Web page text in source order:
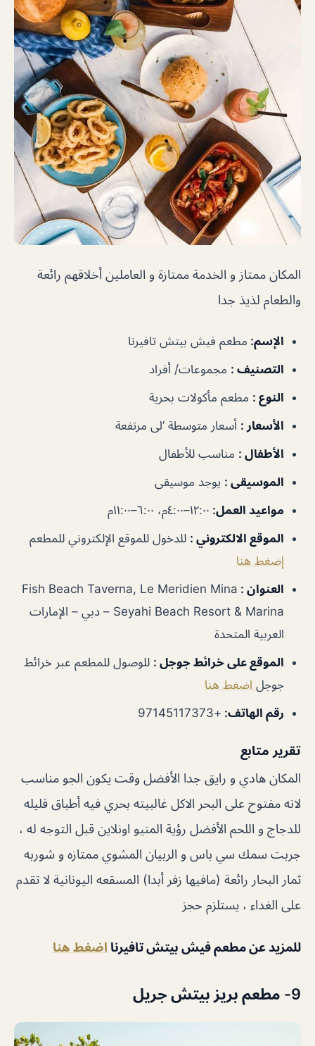
المكان ممتاز و الخدمة ممتازة و العاملين أخلاقهم رائعة
والطعام لذيذ جدا
الإسم: مطعم فيش بيتش تافيرنا
التصنيف : مجموعات/ أفراد
النوع : مطعم مأكولات بحرية
الأسعار : أسعار متوسطة ‘لى مرتفعة
الأطفال : مناسب للأطفال
الموسيقى : يوجد موسيقى
مواعيد العمل: ١٢:٠٠–٤:٠٠م، ٦:٠٠–١١:٠٠م
الموقع الالكتروني : للدخول للموقع الإلكتروني للمطعم
إضغط هنا
العنوان :
Fish Beach Taverna, Le Meridien Mina
Seyahi Beach Resort & Marina – دبي – الإمارات
العربية المتحدة
الموقع على خرائط جوجل : للوصول للمطعم عبر خرائط
جوجل اضغط هنا
رقم الهاتف:
+97145117373
تقرير متابع
المكان هادي و رايق جدا الأفضل وقت يكون الجو مناسب
لانه مفتوح على البحر الاكل غالبيته بحري فيه أطباق قليله
للدجاج و اللحم الأفضل رؤية المنيو اونلاين قبل التوجه له ،
جربت سمك سي باس و الربيان المشوي ممتازه و شوربه
ثمار البحار رائعة (مافيها زفر أبدا) المسقعه اليونانية لا تقدم
على الغداء ، يستلزم حجز
للمزيد عن مطعم فيش بيتش تافيرنا اضغط هنا
9- مطعم بريز بيتش جريل